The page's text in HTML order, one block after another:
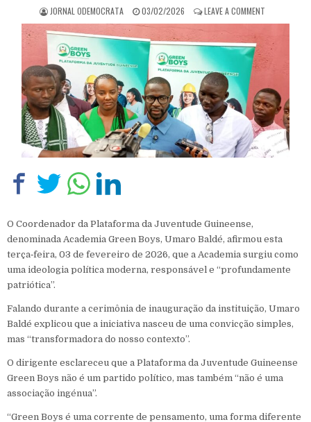
AUTHOR:
JORNAL ODEMOCRATA PUBLISHED DATE:
03/02/2026 LEAVE A COMMENTON “SOMOS
O Coordenador da Plataforma da Juventude Guineense,
denominada Academia Green Boys, Umaro Baldé, afirmou esta
terça‑feira, 03 de fevereiro de 2026, que a Academia surgiu como
uma ideologia política moderna, responsável e “profundamente
patriótica”.
Falando durante a cerimônia de inauguração da instituição, Umaro
Baldé explicou que a iniciativa nasceu de uma convicção simples,
mas “transformadora do nosso contexto”.
O dirigente esclareceu que a Plataforma da Juventude Guineense
Green Boys não é um partido político, mas também “não é uma
associação ingénua”.
“Green Boys é uma corrente de pensamento, uma forma diferente